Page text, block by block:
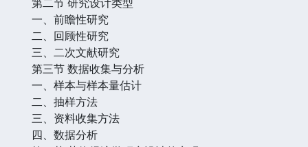
一、前瞻性研究
二、回顾性研究
三、二次文献研究
第三节 数据收集与分析
一、样本与样本量估计
二、抽样方法
三、资料收集方法
四、数据分析